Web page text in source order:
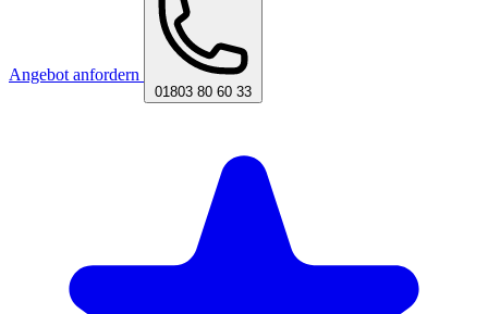
Angebot anfordern
01803 80 60 33